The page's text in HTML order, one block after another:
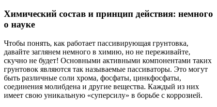
Химический состав и принцип действия: немного
о науке
Чтобы понять, как работает пассивирующая грунтовка,
давайте заглянем немного в химию, но не переживайте,
скучно не будет! Основными активными компонентами таких
грунтовок являются так называемые пассиваторы. Это могут
быть различные соли хрома, фосфаты, цинкфосфаты,
соединения молибдена и другие вещества. Каждый из них
имеет свою уникальную «суперсилу» в борьбе с коррозией.